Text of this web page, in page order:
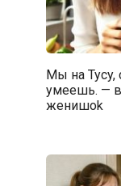
Mы на Tycy,
yмeeшь. — в
женишok